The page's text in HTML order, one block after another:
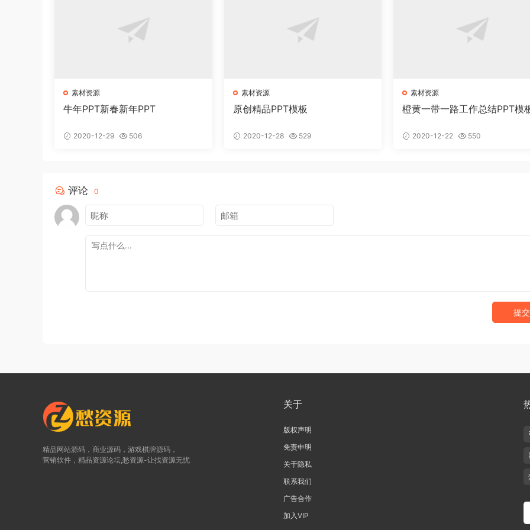
素材资源
牛年PPT新春新年PPT
2020-12-29 506
素材资源
原创精品PPT模板
2020-12-28 529
素材资源
橙黄一带一路工作总结PPT模
2020-12-22 550
评论 0
提交
精品网站源码，商业源码，游戏棋牌源码，
营销软件，精品资源论坛,愁资源-让找资源无忧
关于
版权声明
免责申明
关于隐私
联系我们
广告合作
加入VIP